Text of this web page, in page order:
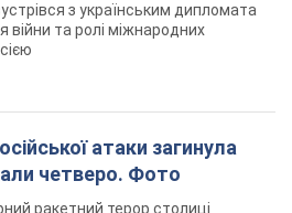
з українським дипломата
війни та ролі міжнародних
атаки загинула
четверо. Фото
ракетний терор столиці